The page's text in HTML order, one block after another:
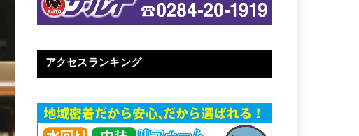
アクセスランキング